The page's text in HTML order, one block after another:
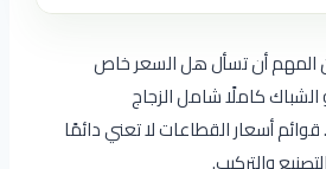
المهم أن تسأل هل السعر خاص
الشباك كاملًا شامل الزجاج
أسعار القطاعات لا تعني دائمًا